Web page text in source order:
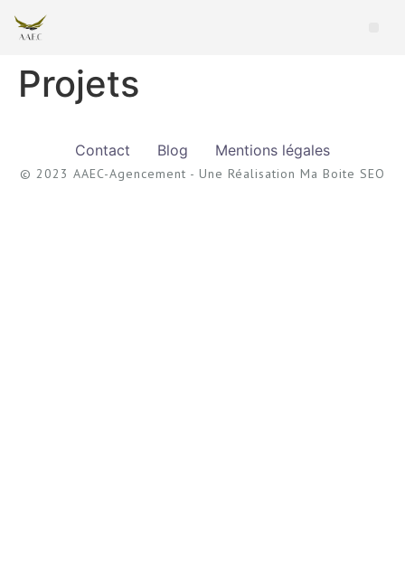
Projets
Contact Blog Mentions légales
© 2023 AAEC-Agencement - Une Réalisation Ma Boite SEO